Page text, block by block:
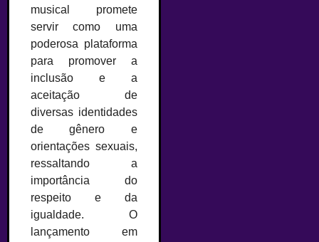
musical promete
servir como uma
poderosa plataforma
para promover a
inclusão e a
aceitação de
diversas identidades
de gênero e
orientações sexuais,
ressaltando a
importância do
respeito e da
igualdade. O
lançamento em